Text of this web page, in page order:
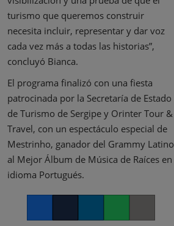
turismo que queremos construir
necesita incluir, representar y dar voz
cada vez más a todas las historias”,
concluyó Bianca.
El programa finalizó con una fiesta
patrocinada por la Secretaría de Estado
de Turismo de Sergipe y Orinter Tour &
Travel, con un espectáculo especial de
Mestrinho, ganador del Grammy Latino
al Mejor Álbum de Música de Raíces en
idioma Portugués.